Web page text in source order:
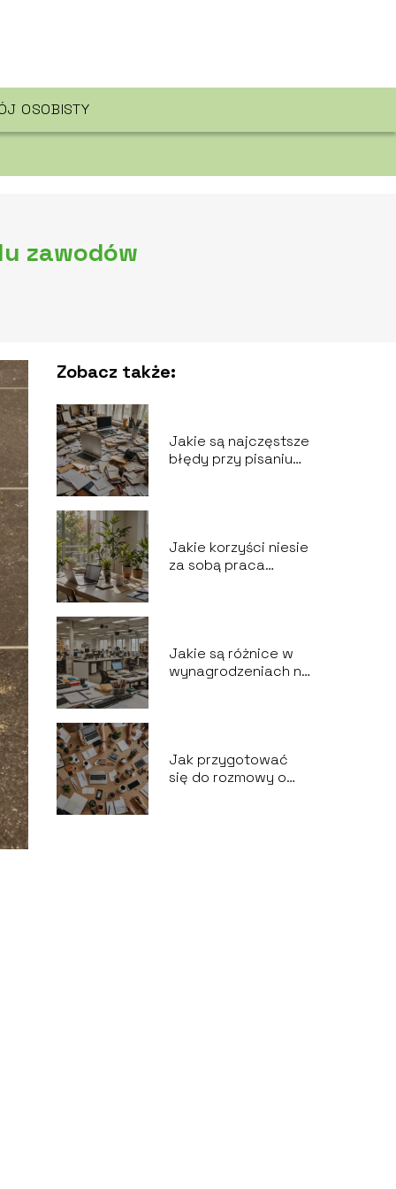
OSOBISTY
zawodów
Zobacz także:
Jakie są najczęstsze
błędy przy pisaniu
Jakie korzyści niesie
za sobą praca
Jakie są różnice w
wynagrodzeniach na
Jak przygotować
się do rozmowy o